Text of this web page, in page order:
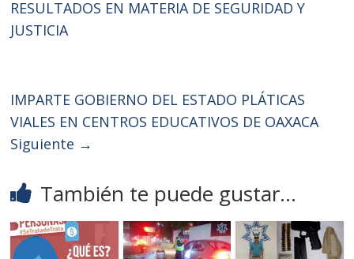
RESULTADOS EN MATERIA DE SEGURIDAD Y
JUSTICIA
IMPARTE GOBIERNO DEL ESTADO PLÁTICAS
VIALES EN CENTROS EDUCATIVOS DE OAXACA
Siguiente →
También te puede gustar...